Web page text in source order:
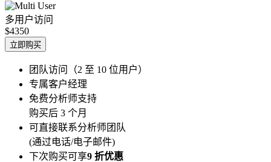
多用户访问
$4350
立即购买
团队访问（2 至 10 位用户）
专属客户经理
免费分析师支持
购买后 3 个月
可直接联系分析师团队
(通过电话/电子邮件)
下次购买可享9 折优惠